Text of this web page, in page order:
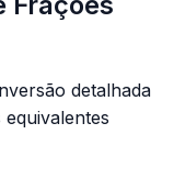
detalhada